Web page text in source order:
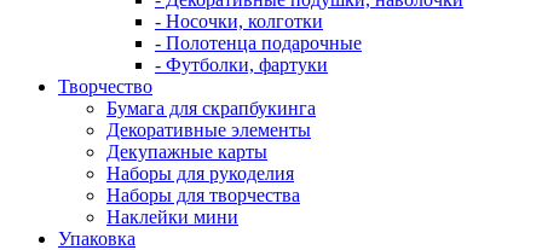
- Носочки, колготки
- Полотенца подарочные
- Футболки, фартуки
Творчество
Бумага для скрапбукинга
Декоративные элементы
Декупажные карты
Наборы для рукоделия
Наборы для творчества
Наклейки мини
Упаковка